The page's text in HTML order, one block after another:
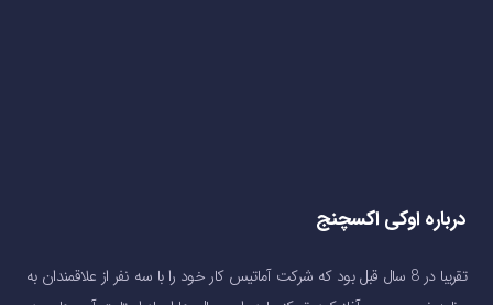
درباره اوکی اکسچنج
تقریبا در 8 سال قبل بود که شرکت آماتیس کار خود را با سه نفر از علاقمندان به